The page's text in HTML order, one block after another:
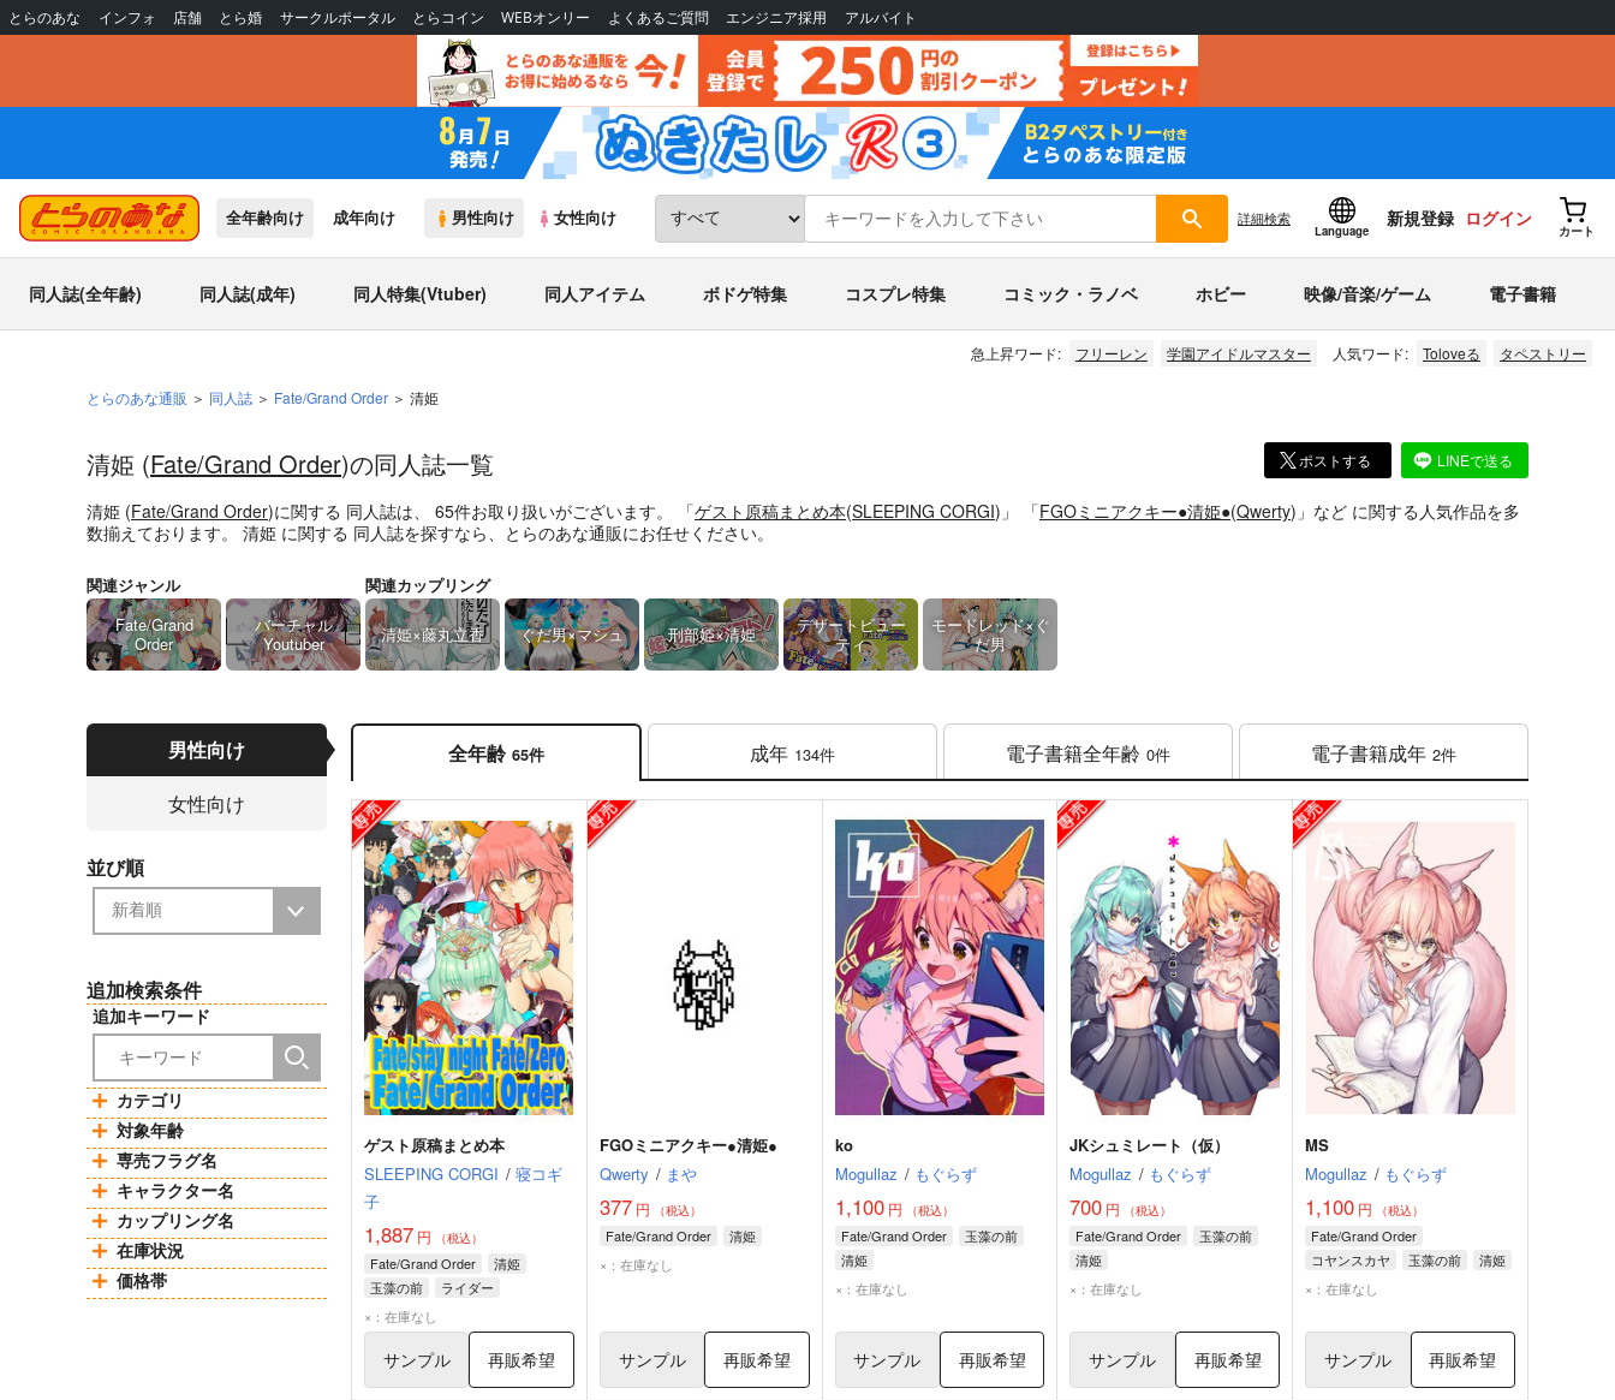
とらのあな インフォ 店舗 とら婚 サークルポータル とらコイン WEBオンリー よくあるご質問 エンジニア採用 アルバイト
全年齢向け 成年向け 男性向け 女性向け 詳細検索
Language
新規登録 ログイン
カート
同人誌(全年齢) 同人誌(成年) 同人特集(Vtuber) 同人アイテム ボドゲ特集 コスプレ特集 コミック・ラノベ ホビー 映像/音楽/ゲーム 電子書籍
急上昇ワード: フリーレン 学園アイドルマスター 人気ワード: Toloveる タペストリー
とらのあな通販 同人誌 Fate/Grand Order 清姫
ポストする LINEで送る
清姫 (Fate/Grand Order)の同人誌一覧
清姫 (Fate/Grand Order)に関する 同人誌は、 65件お取り扱いがございます。 「ゲスト原稿まとめ本(SLEEPING CORGI)」 「FGOミニアクキー●清姫●(Qwerty)」 など に関する人気作品を多
数揃えております。 清姫 に関する 同人誌を探すなら、とらのあな通販にお任せください。
関連ジャンル
Fate/Grand
Order
バーチャル
Youtuber
関連カップリング
清姫×藤丸立香 ぐだ男×マシュ 刑部姫×清姫
デザートビュー
ティ
モードレッド×ぐ
だ男
男性向け
女性向け
並び順
追加検索条件
追加キーワード
カテゴリ
対象年齢
専売フラグ名
キャラクター名
カップリング名
在庫状況
価格帯
全年齢 65件 成年 134件 電子書籍全年齢 0件 電子書籍成年 2件
ゲスト原稿まとめ本
SLEEPING CORGI / 寝コギ
子
1,887 円 （税込）
Fate/Grand Order
清姫
玉藻の前
ライダー
×：在庫なし
サンプル 再販希望
FGOミニアクキー●清姫●
Qwerty / まや
377円 （税込）
Fate/Grand Order
清姫
×：在庫なし
サンプル 再販希望
ko
Mogullaz / もぐらず
1,100円 （税込）
Fate/Grand Order
玉藻の前
清姫
×：在庫なし
サンプル 再販希望
JKシュミレート（仮）
Mogullaz / もぐらず
700 円 （税込）
Fate/Grand Order
玉藻の前
清姫
×：在庫なし
サンプル 再販希望
MS
Mogullaz / もぐらず
1,100 円 （税込）
Fate/Grand Order
コヤンスカヤ
玉藻の前
清姫
×：在庫なし
サンプル 再販希望